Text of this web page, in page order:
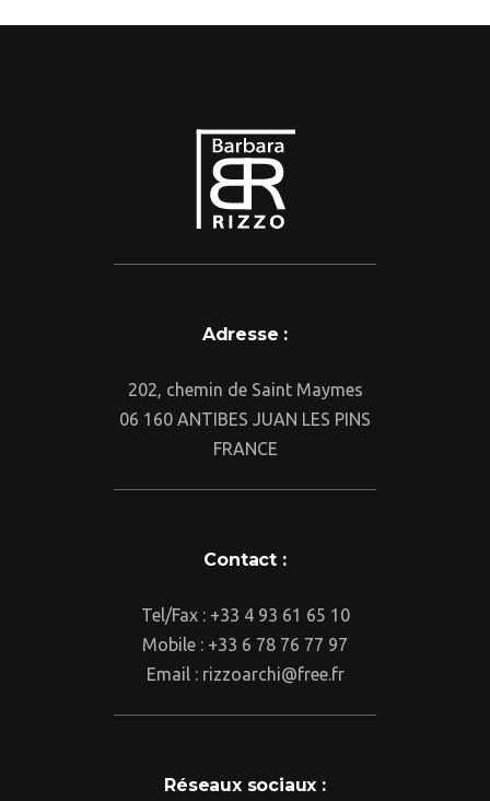
Adresse :
202, chemin de Saint Maymes
06 160 ANTIBES JUAN LES PINS
FRANCE
Contact :
Tel/Fax : +33 4 93 61 65 10
Mobile : +33 6 78 76 77 97
Email : rizzoarchi@free.fr
Réseaux sociaux :